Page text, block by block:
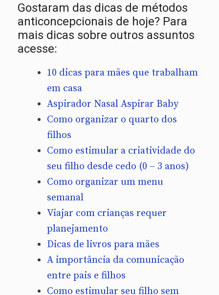
Gostaram das dicas de métodos
anticoncepcionais de hoje? Para
mais dicas sobre outros assuntos
acesse:
10 dicas para mães que trabalham
em casa
Aspirador Nasal Aspirar Baby
Como organizar o quarto dos
filhos
Como estimular a criatividade do
seu filho desde cedo (0 – 3 anos)
Como organizar um menu
semanal
Viajar com crianças requer
planejamento
Dicas de livros para mães
A importância da comunicação
entre pais e filhos
Como estimular seu filho sem